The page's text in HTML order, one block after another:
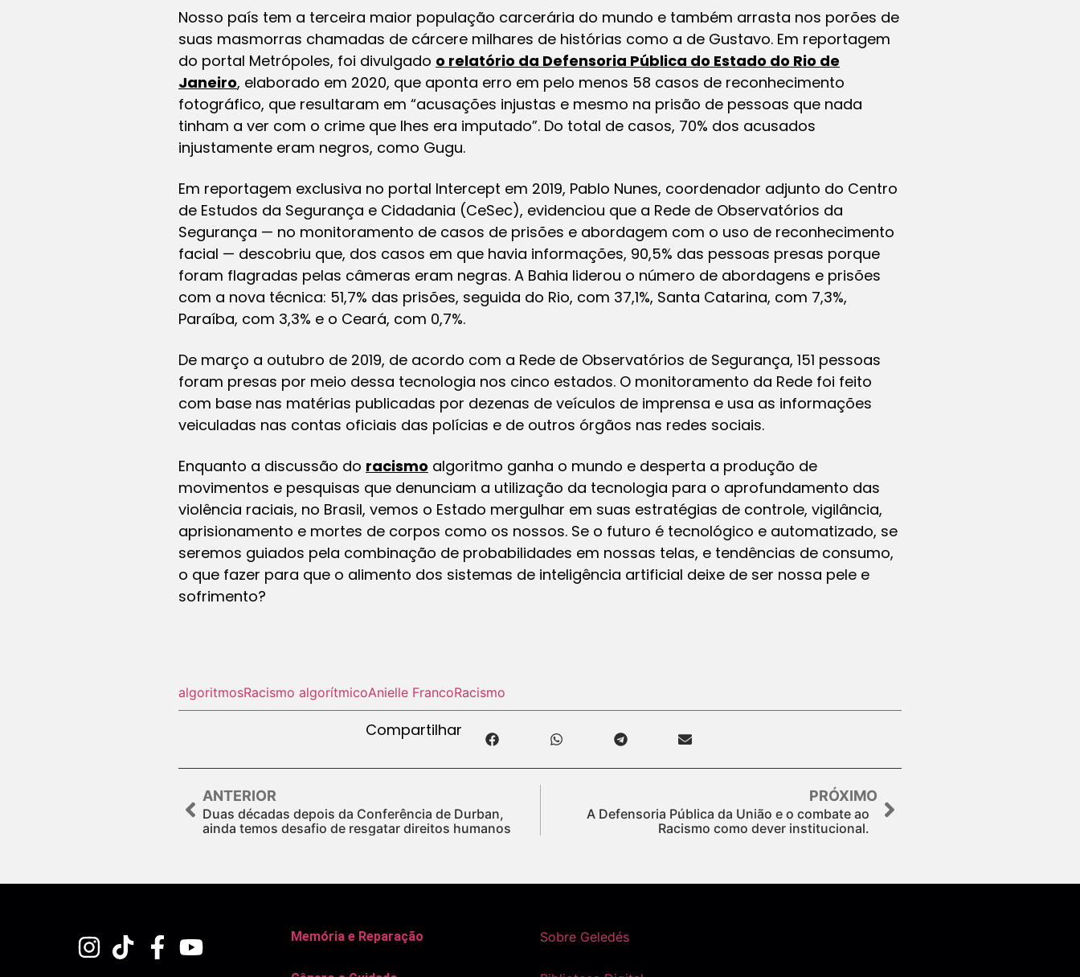
Nosso país tem a terceira maior população carcerária do mundo e também arrasta nos porões de
suas masmorras chamadas de cárcere milhares de histórias como a de Gustavo. Em reportagem
do portal Metrópoles, foi divulgado o relatório da Defensoria Pública do Estado do Rio de
Janeiro, elaborado em 2020, que aponta erro em pelo menos 58 casos de reconhecimento
fotográfico, que resultaram em “acusações injustas e mesmo na prisão de pessoas que nada
tinham a ver com o crime que lhes era imputado”. Do total de casos, 70% dos acusados
injustamente eram negros, como Gugu.
Em reportagem exclusiva no portal Intercept em 2019, Pablo Nunes, coordenador adjunto do Centro
de Estudos da Segurança e Cidadania (CeSec), evidenciou que a Rede de Observatórios da
Segurança — no monitoramento de casos de prisões e abordagem com o uso de reconhecimento
facial — descobriu que, dos casos em que havia informações, 90,5% das pessoas presas porque
foram flagradas pelas câmeras eram negras. A Bahia liderou o número de abordagens e prisões
com a nova técnica: 51,7% das prisões, seguida do Rio, com 37,1%, Santa Catarina, com 7,3%,
Paraíba, com 3,3% e o Ceará, com 0,7%.
De março a outubro de 2019, de acordo com a Rede de Observatórios de Segurança, 151 pessoas
foram presas por meio dessa tecnologia nos cinco estados. O monitoramento da Rede foi feito
com base nas matérias publicadas por dezenas de veículos de imprensa e usa as informações
veiculadas nas contas oficiais das polícias e de outros órgãos nas redes sociais.
Enquanto a discussão do racismo algoritmo ganha o mundo e desperta a produção de
movimentos e pesquisas que denunciam a utilização da tecnologia para o aprofundamento das
violência raciais, no Brasil, vemos o Estado mergulhar em suas estratégias de controle, vigilância,
aprisionamento e mortes de corpos como os nossos. Se o futuro é tecnológico e automatizado, se
seremos guiados pela combinação de probabilidades em nossas telas, e tendências de consumo,
o que fazer para que o alimento dos sistemas de inteligência artificial deixe de ser nossa pele e
sofrimento?
algoritmosRacismo algorítmicoAnielle FrancoRacismo
Compartilhar
ANTERIOR
Duas décadas depois da Conferência de Durban,
ainda temos desafio de resgatar direitos humanos
PRÓXIMO
A Defensoria Pública da União e o combate ao
Racismo como dever institucional.
Memória e Reparação Sobre Geledés